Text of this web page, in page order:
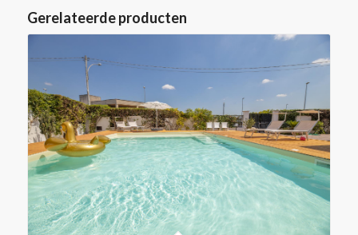
Gerelateerde producten